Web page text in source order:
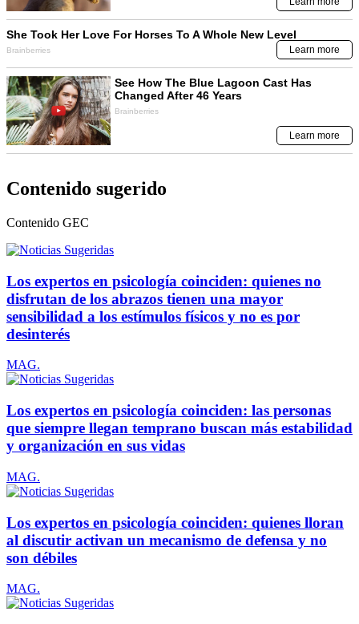
Contenido sugerido
Contenido GEC
Los expertos en psicología coinciden: quienes no
disfrutan de los abrazos tienen una mayor
sensibilidad a los estímulos físicos y no es por
desinterés
MAG.
Los expertos en psicología coinciden: las personas
que siempre llegan temprano buscan más estabilidad
y organización en sus vidas
MAG.
Los expertos en psicología coinciden: quienes lloran
al discutir activan un mecanismo de defensa y no
son débiles
MAG.